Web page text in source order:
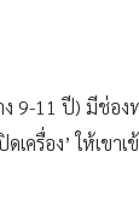
ง 9-11 ปี) มีช่อ
เครื่อง’ ให้เ